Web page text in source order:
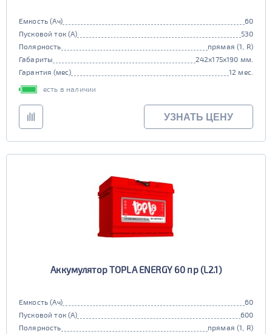
Емкость (Ач)
60
Пусковой ток (А)
530
Полярность
прямая (1, R)
Габариты
242x175x190 мм.
Гарантия (мес)
12 мес.
есть в наличии
УЗНАТЬ ЦЕНУ
Аккумулятор TOPLA ENERGY 60 пр (L2.1)
Емкость (Ач)
60
Пусковой ток (А)
600
Полярность
прямая (1, R)